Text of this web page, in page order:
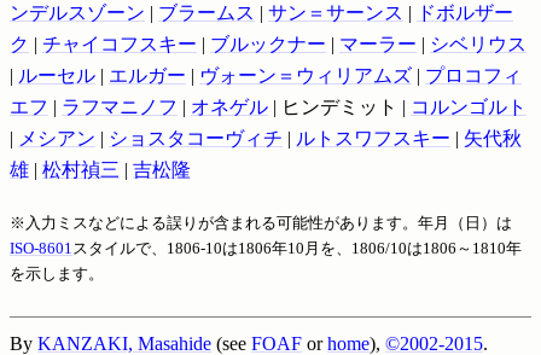
ンデルスゾーン | ブラームス | サン＝サーンス | ドボルザー
ク | チャイコフスキー | ブルックナー | マーラー | シベリウス
| ルーセル | エルガー | ヴォーン＝ウィリアムズ | プロコフィ
エフ | ラフマニノフ | オネゲル | ヒンデミット | コルンゴルト
| メシアン | ショスタコーヴィチ | ルトスワフスキー | 矢代秋
雄 | 松村禎三 | 吉松隆
※入力ミスなどによる誤りが含まれる可能性があります。年月（日）は
ISO-8601 スタイルで、1806-10は1806年10月を、1806/10は1806～1810年
を示します。
By KANZAKI, Masahide (see FOAF orhome), ©2002-2015.